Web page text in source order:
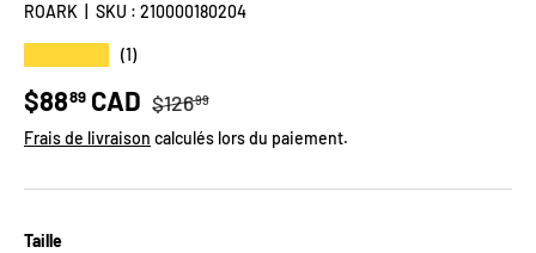
ROARK SKU : 210000180204
(1)
Prix soldé
$8889 CAD Prix habituel
$12699
Frais de livraison calculés lors du paiement.
Taille